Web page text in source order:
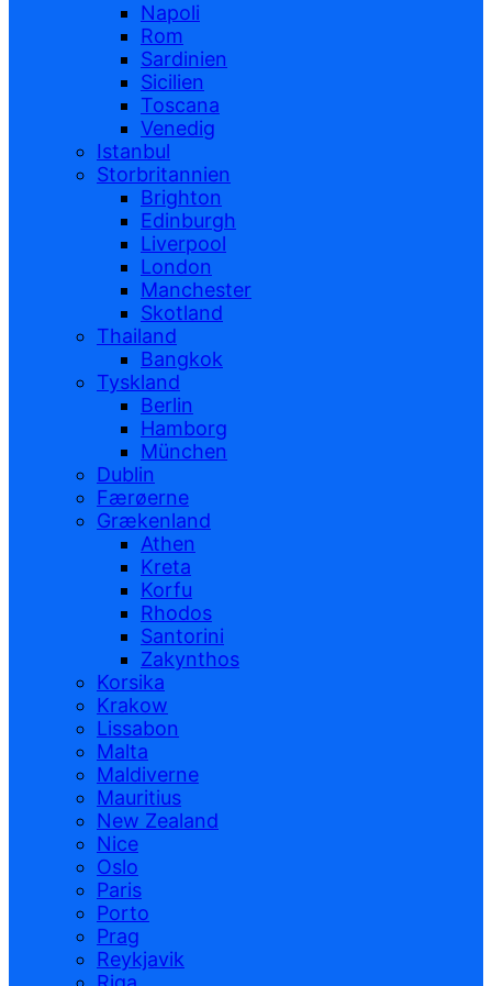
Napoli
Rom
Sardinien
Sicilien
Toscana
Venedig
Istanbul
Storbritannien
Brighton
Edinburgh
Liverpool
London
Manchester
Skotland
Thailand
Bangkok
Tyskland
Berlin
Hamborg
München
Dublin
Færøerne
Grækenland
Athen
Kreta
Korfu
Rhodos
Santorini
Zakynthos
Korsika
Krakow
Lissabon
Malta
Maldiverne
Mauritius
New Zealand
Nice
Oslo
Paris
Porto
Prag
Reykjavik